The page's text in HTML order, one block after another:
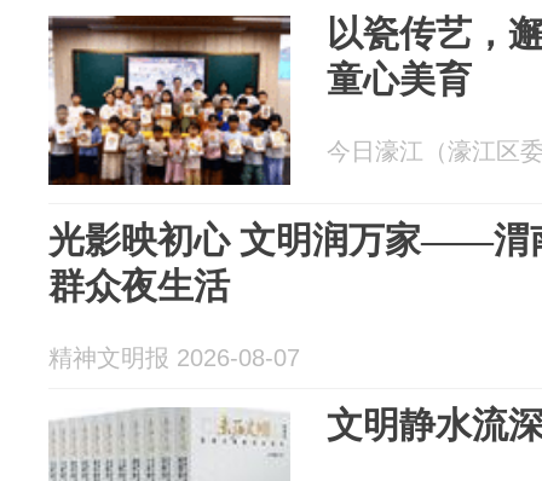
以瓷传艺，
童心美育
今日濠江（濠江区
光影映初心 文明润万家——渭
群众夜生活
精神文明报 2026-08-07
文明静水流